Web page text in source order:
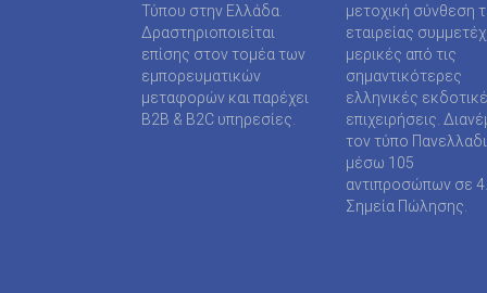
SUPER MEDIA ΕΚΔΟΤΙΚΕΣ ΕΠΙΧΕΙΡΗΣΕΙΣ ΙΚΕ
TAXHEAVEN A.E
TELEVISION PRINT ΜΟΝΟΠΡΟΣΩΠΗ Ι Κ Ε
Τύπου στην Ελλάδα.
Δραστηριοποιείται
επίσης στον τομέα των
εμπορευματικών
μεταφορών και παρέχει
B2B & B2C υπηρεσίες.
μετοχική σύνθεση
εταιρείας
μερικές από τις
σημαντικότερες
ελληνικές
επιχειρήσεις.
τον τύπο
μέσω 105
αντιπροσώπων σε
Σημεία Πώλησης.